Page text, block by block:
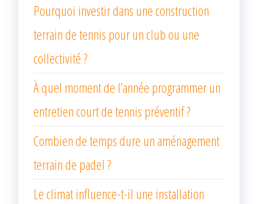
Pourquoi investir dans une construction
terrain de tennis pour un club ou une
collectivité ?
À quel moment de l’année programmer un
entretien court de tennis préventif ?
Combien de temps dure un aménagement
terrain de padel ?
Le climat influence-t-il une installation